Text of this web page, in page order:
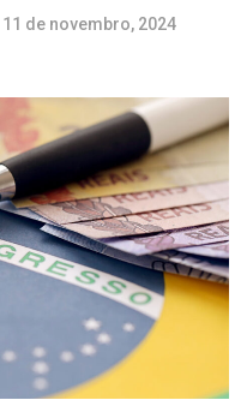
11 de novembro, 2024